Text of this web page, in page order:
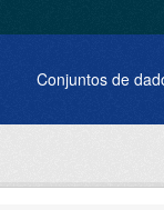
Conjuntos de